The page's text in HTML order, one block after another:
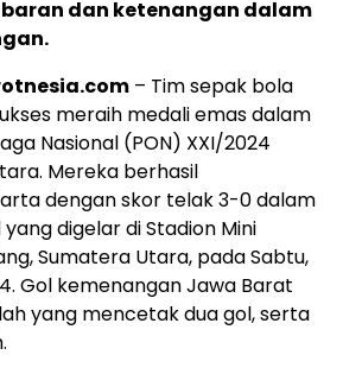
dan ketenangan dalam
– Tim sepak bola
meraih medali emas dalam
Nasional (PON) XXI/2024
Mereka berhasil
dengan skor telak 3-0 dalam
digelar di Stadion Mini
Sumatera Utara, pada Sabtu,
Gol kemenangan Jawa Barat
yang mencetak dua gol, serta